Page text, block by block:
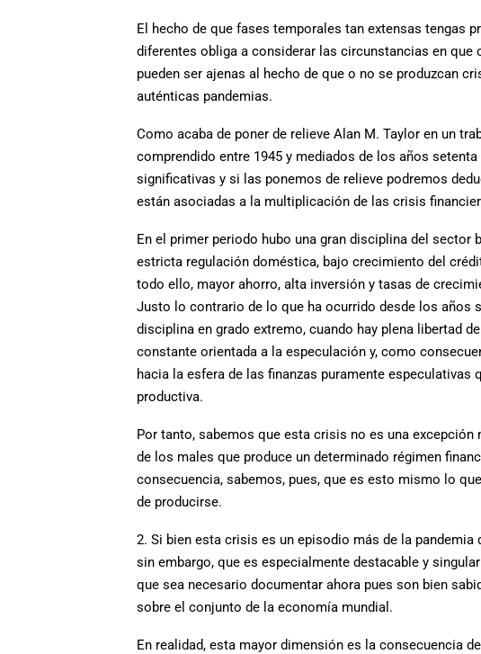
El hecho de que fases temporales tan extensas tengas
diferentes obliga a considerar las circunstancias en que
pueden ser ajenas al hecho de que o no se produzcan
auténticas pandemias.
Como acaba de poner de relieve Alan M. Taylor en un
comprendido entre 1945 y mediados de los años
significativas y si las ponemos de relieve podremos
están asociadas a la multiplicación de las crisis
En el primer periodo hubo una gran disciplina del
estricta regulación doméstica, bajo crecimiento del
todo ello, mayor ahorro, alta inversión y tasas de
Justo lo contrario de lo que ha ocurrido desde los años
disciplina en grado extremo, cuando hay plena libertad
constante orientada a la especulación y, como
hacia la esfera de las finanzas puramente
productiva.
Por tanto, sabemos que esta crisis no es una
de los males que produce un determinado régimen
consecuencia, sabemos, pues, que es esto mismo lo
de producirse.
2. Si bien esta crisis es un episodio más de la
sin embargo, que es especialmente destacable y
que sea necesario documentar ahora pues son bien
sobre el conjunto de la economía mundial.
En realidad, esta mayor dimensión es la consecuencia